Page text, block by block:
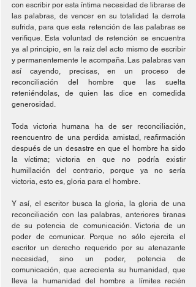
con escribir por esta íntima necesidad de librarse de
las palabras, de vencer en su totalidad la derrota
sufrida, para que esta retención de las palabras se
verifique. Esta voluntad de retención se encuentra
ya al principio, en la raíz del acto mismo de escribir
y permanentemente le acompaña. Las palabras van
así cayendo, precisas, en un proceso de
reconciliación del hombre que las suelta
reteniéndolas, de quien las dice en comedida
generosidad.
Toda victoria humana ha de ser reconciliación,
reencuentro de una perdida amistad, reafirmación
después de un desastre en que el hombre ha sido
la víctima; victoria en que no podría existir
humillación del contrario, porque ya no sería
victoria, esto es, gloria para el hombre.
Y así, el escritor busca la gloria, la gloria de una
reconciliación con las palabras, anteriores tiranas
de su potencia de comunicación. Victoria de un
poder de comunicar. Porque no sólo ejercita el
escritor un derecho requerido por su atenazante
necesidad, sino un poder, potencia de
comunicación, que acrecienta su humanidad, que
lleva la humanidad del hombre a límites recién